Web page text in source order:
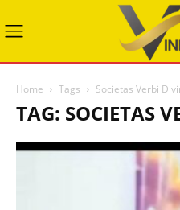
Home Tags Societas Verbi
TAG: SOCIETAS